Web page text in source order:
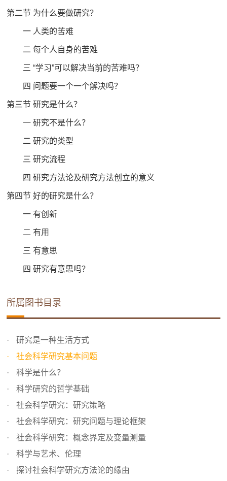
第二节 为什么要做研究？
一 人类的苦难
二 每个人自身的苦难
三 “学习”可以解决当前的苦难吗？
四 问题要一个一个解决吗？
第三节 研究是什么？
一 研究不是什么？
二 研究的类型
三 研究流程
四 研究方法论及研究方法创立的意义
第四节 好的研究是什么？
一 有创新
二 有用
三 有意思
四 研究有意思吗？
所属图书目录
研究是一种生活方式
社会科学研究基本问题
科学是什么？
科学研究的哲学基础
社会科学研究：研究策略
社会科学研究：研究问题与理论框架
社会科学研究：概念界定及变量测量
科学与艺术、伦理
探讨社会科学研究方法论的缘由